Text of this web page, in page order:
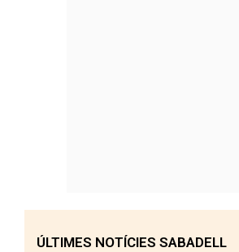
ÚLTIMES NOTÍCIES SABADELL